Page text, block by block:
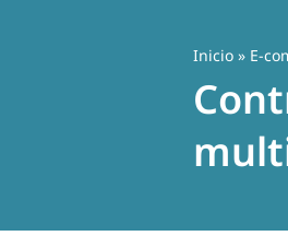
Inicio » E-